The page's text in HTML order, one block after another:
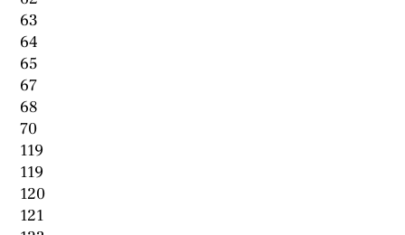
63
64
65
67
68
70
119
119
120
121